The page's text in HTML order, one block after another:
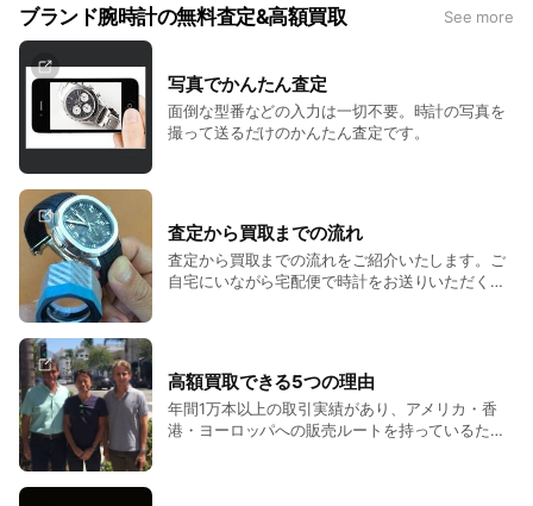
１点で1000万円以上の高額商品の売買は行う小規模事業者も
少なく、大抵は大手の買い取り店やフランチャイズ店でしかお
取り扱いしていないのが現状です。オーナーがお客様と相対す
るお店はほとんどありません。当店では、必ずオーナー自らお
客様とのお取引のご相談を承っており、ほぼどんな商品でも
５〜10分で買取査定させて頂きます。
他店で査定を依頼すると長時間待たされたり、商品を奥の部屋
に持っていったりして勝手に商品の撮影されることもあるよう
です。これは、店頭スタッフが商品の真贋や相場を理解してお
らず、フランチャイズ本部や担当部署に問い合わせるためで
す。商品を別室に持ち出すお店は絶対に避けた方が良いと思い
ます。高額品や希少品は目立ちますので、すぐ情報が世界中を
廻ります。そうすると、業者だけでなくそのクライアントにま
でデータが回り誰も儲けられなくなってしまい、結果として買
取金額も抑えられてしまいます。
当店の最大の強みは、オーナーである私が全ての価格を決める
ことができる事です。上司の確認もいらず、他店の金額も関係
ブランド腕時計の無料査定&高額買取 See more
写真でかんたん査定
面倒な型番などの入力は一切不要。時計の写真を
撮って送るだけのかんたん査定です。
査定から買取までの流れ
査定から買取までの流れをご紹介いたします。ご
自宅にいながら宅配便で時計をお送りいただくだ
高額買取できる5つの理由
年間1万本以上の取引実績があり、アメリカ・香
港・ヨーロッパへの販売ルートを持っているた